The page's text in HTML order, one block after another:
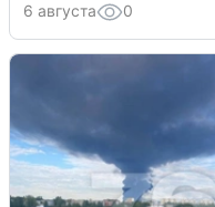
6 августа 0